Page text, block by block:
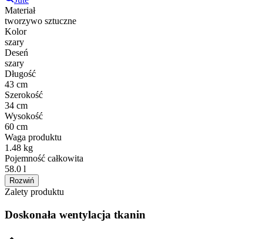
Materiał
tworzywo sztuczne
Kolor
szary
Deseń
szary
Długość
43 cm
Szerokość
34 cm
Wysokość
60 cm
Waga produktu
1.48 kg
Pojemność całkowita
58.0 l
Rozwiń
Zalety produktu
Doskonała wentylacja tkanin